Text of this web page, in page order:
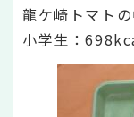
龍ケ崎トマト
小学生：698